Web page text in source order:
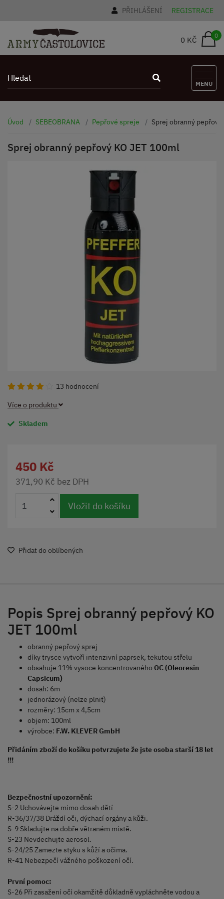
PŘIHLÁŠENÍ REGISTRACE
0 KČ 0
MENU
Úvod SEBEOBRANA Pepřové spreje Sprej obranný pepřový
Sprej obranný pepřový KO JET 100ml
13 hodnocení
Více o produktu
Skladem
450 Kč
371,90 Kč bez DPH
Vložit do košíku
Přidat do oblíbených
Popis Sprej obranný pepřový KO
JET 100ml
obranný pepřový sprej
díky trysce vytvoří intenzivní paprsek, tekutou střelu
obsahuje 11% vysoce koncentrovaného OC (Oleoresin
Capsicum)
dosah: 6m
jednorázový (nelze plnit)
rozměry: 15cm x 4,5cm
objem: 100ml
výrobce: F.W. KLEVER GmbH
Přidáním zboží do košíku potvrzujete že jste osoba starší 18 let
!!!
Bezpečnostní upozornění:
S-2 Uchovávejte mimo dosah dětí
R-36/37/38 Dráždí oči, dýchací orgány a kůži.
S-9 Skladujte na dobře větraném místě.
S-23 Nevdechujte aerosol.
S-24/25 Zamezte styku s kůží a očima.
R-41 Nebezpečí vážného poškození očí.
První pomoc:
S-26 Při zasažení očí okamžitě důkladně vypláchněte vodou a